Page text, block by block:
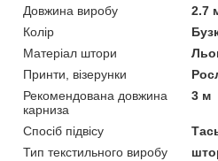
Довжина виробу
2.7
Колір
Матеріал штори
Принти, візерунки
Рекомендована довжина
карниза
3 м
Спосіб підвісу
Тип текстильного виробу